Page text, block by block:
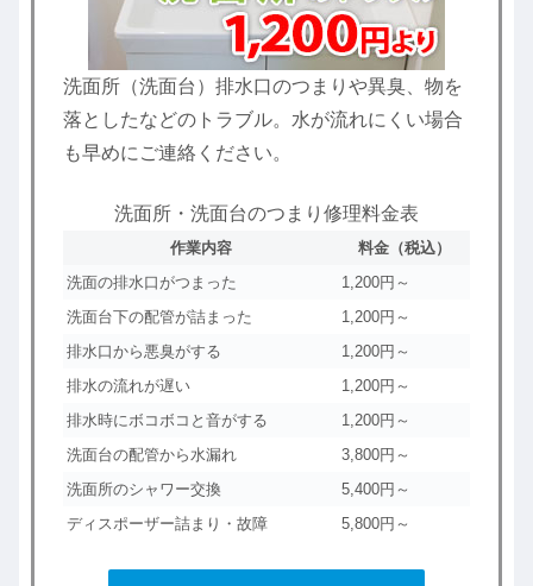
洗面所（洗面台）排水口のつまりや異臭、物を
落としたなどのトラブル。水が流れにくい場合
も早めにご連絡ください。
洗面所・洗面台のつまり修理料金表
作業内容
料金（税込）
洗面の排水口がつまった
1,200円～
洗面台下の配管が詰まった
1,200円～
排水口から悪臭がする
1,200円～
排水の流れが遅い
1,200円～
排水時にボコボコと音がする
1,200円～
洗面台の配管から水漏れ
3,800円～
洗面所のシャワー交換
5,400円～
ディスポーザー詰まり・故障
5,800円～